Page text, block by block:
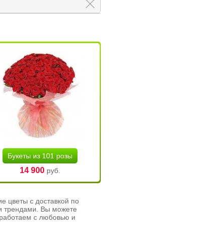
Букеты из 101 розы
14 900руб.
цветы с доставкой по
трендами. Вы можете
с любовью и